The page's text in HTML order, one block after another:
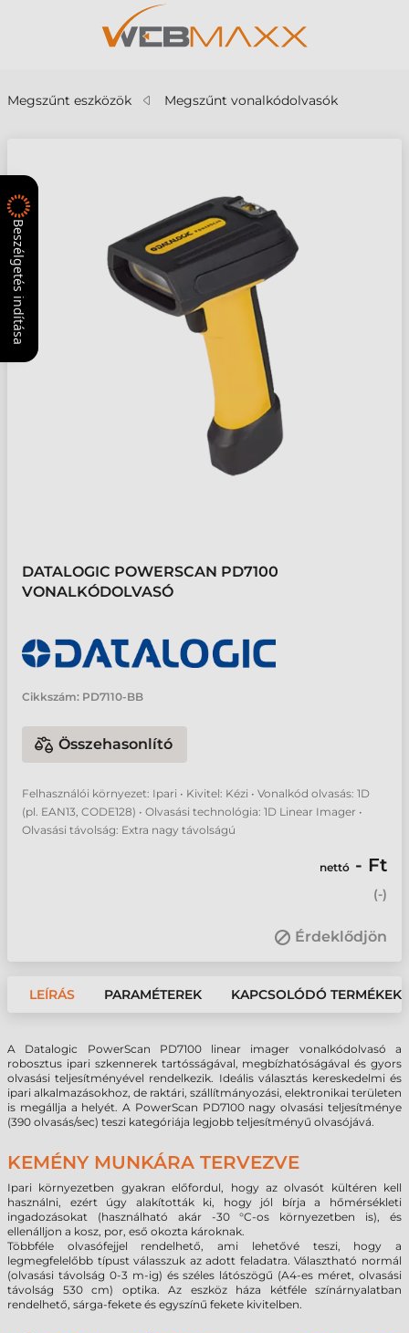
Megszűnt eszközök Megszűnt vonalkódolvasók
DATALOGIC POWERSCAN PD7100
VONALKÓDOLVASÓ
Cikkszám: PD7110-BB
Összehasonlító
Felhasználói környezet: Ipari • Kivitel: Kézi • Vonalkód olvasás: 1D
(pl. EAN13, CODE128) • Olvasási technológia: 1D Linear Imager •
Olvasási távolság: Extra nagy távolságú
nettó - Ft
(-)
Érdeklődjön
LEÍRÁS PARAMÉTEREK KAPCSOLÓDÓ TERMÉKEK
A Datalogic PowerScan PD7100 linear imager vonalkódolvasó a
robosztus ipari szkennerek tartósságával, megbízhatóságával és gyors
olvasási teljesítményével rendelkezik. Ideális választás kereskedelmi és
ipari alkalmazásokhoz, de raktári, szállítmányozási, elektronikai területen
is megállja a helyét. A PowerScan PD7100 nagy olvasási teljesítménye
(390 olvasás/sec) teszi kategóriája legjobb teljesítményű olvasójává.
KEMÉNY MUNKÁRA TERVEZVE
Ipari környezetben gyakran előfordul, hogy az olvasót kültéren kell
használni, ezért úgy alakították ki, hogy jól bírja a hőmérsékleti
ingadozásokat (használható akár -30 °C-os környezetben is), és
ellenálljon a kosz, por, eső okozta károknak.
Többféle olvasófejjel rendelhető, ami lehetővé teszi, hogy a
legmegfelelőbb típust válasszuk az adott feladatra. Választható normál
(olvasási távolság 0-3 m-ig) és széles látószögű (A4-es méret, olvasási
távolság 530 cm) optika. Az eszköz háza kétféle színárnyalatban
rendelhető, sárga-fekete és egyszínű fekete kivitelben.
Beszélgetés indítása